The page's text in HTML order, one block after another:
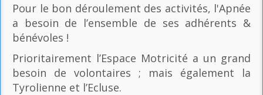
Pour le bon déroulement des activités, l'Apnée
a besoin de l’ensemble de ses adhérents &
bénévoles !
Prioritairement l’Espace Motricité a un grand
besoin de volontaires ; mais également la
Tyrolienne et l’Ecluse.